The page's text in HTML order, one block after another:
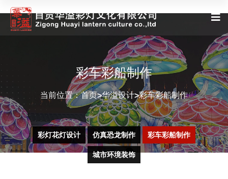
彩车彩船制作
当前位置：首页>华溢设计>彩车彩船制作
彩灯花灯设计 仿真恐龙制作 彩车彩船制作
城市环境装饰